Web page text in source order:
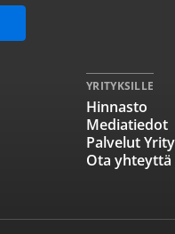
YRITYKSILLE
Hinnasto
Mediatiedot
Palvelut
Ota yhteyttä